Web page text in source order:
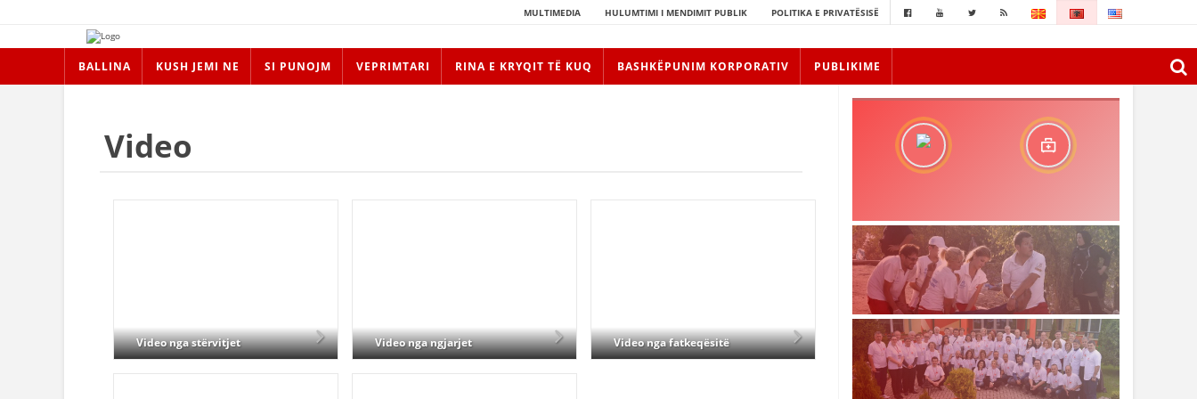
MULTIMEDIA HULUMTIMI I MENDIMIT PUBLIK POLITIKA E PRIVATËSISË
BALLINA KUSH JEMI NE SI PUNOJM VEPRIMTARI RINA E KRYQIT TË KUQ BASHKËPUNIM KORPORATIV PUBLIKIME
Video
Video nga stërvitjet Video nga ngjarjet Video nga fatkeqësitë